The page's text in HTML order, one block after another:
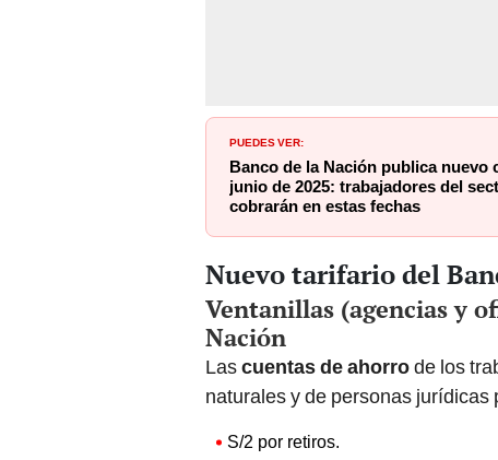
Banco de la Nación publica nuevo
junio de 2025: trabajadores del
cobrarán en estas fechas
Nuevo tarifario del
Ventanillas (agencias y
Nación
Lascuentas de ahorro
naturales y de personas jurídicas